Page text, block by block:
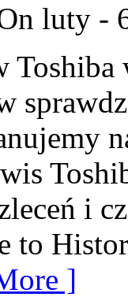
luty -
i
to
]